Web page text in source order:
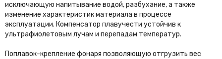
исключающую напитывание водой, разбухание, а также
изменение характеристик материала в процессе
эксплуатации. Компенсатор плавучести устойчив к
ультрафиолетовым лучам и перепадам температур.
Поплавок-крепление фонаря позволяющую отгрузить вес